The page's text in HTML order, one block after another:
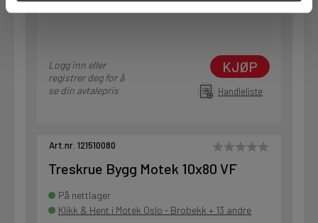
Alternativ pakning
Logg inn eller
registrer deg for å
se din avtalepris
KJØP
Handleliste
Art.nr. 121510080
Treskrue Bygg Motek 10x80 VF
På nettlager
Klikk & Hent i Motek Oslo - Brobekk + 13 andre